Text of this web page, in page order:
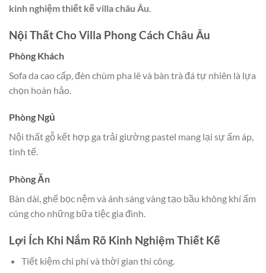
kinh nghiệm thiết kế villa châu Âu.
Nội Thất Cho Villa Phong Cách Châu Âu
Phòng Khách
Sofa da cao cấp, đèn chùm pha lê và bàn trà đá tự nhiên là lựa
chọn hoàn hảo.
Phòng Ngủ
Nội thất gỗ kết hợp ga trải giường pastel mang lại sự ấm áp,
tinh tế.
Phòng Ăn
Bàn dài, ghế bọc nệm và ánh sáng vàng tạo bầu không khí ấm
cúng cho những bữa tiệc gia đình.
Lợi Ích Khi Nắm Rõ Kinh Nghiệm Thiết Kế
Tiết kiệm chi phí và thời gian thi công.